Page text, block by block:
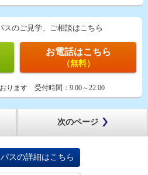
スのご見学、ご相談はこちら
お電話はこちら
（無料）
ります 受付時間： 9:00～22:00
次のページ
スの詳細はこちら